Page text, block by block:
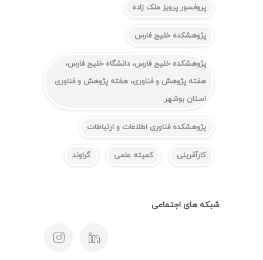
پروفسور پرویز ملک زاده
پژوهشکده خلیج فارس
پژوهشکده خلیج فارس، دانشگاه خلیج فارس،
هفته پژوهش و فناوری، هفته پژوهش و فناوری
استان بوشهر
پژوهشکده فناوری اطلاعات و ارتباطات
کارآفرینی کمیته علمی گراوند
شبکه های اجتماعی